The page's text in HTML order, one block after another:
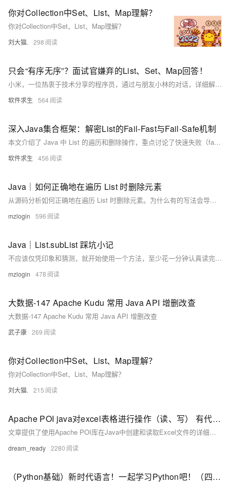
你对Collection中Set、List、Map理解？
你对Collection中Set、List、Map理解？
刘大猫. 298
只会“有序无序”？面试官嫌弃的List、Set、Map回答！
小米，一位热衷于技术分享的程序员，通过与朋友小林的对话，详细解析了Java面试中常见的List、Set、Map三者之间的区别，不仅涵盖了它们的基本特性，还深入探讨了各自的实现原理及应用场景，帮助面试者更好地准备相关问题。
软件求生 564
深入Java集合框架：解密List的Fail-Fast与Fail-Safe机制
本文介绍了 Java 中 List 的遍历和删除操作，重点讨论了快速失败（fail-fast）和安全失败（fail-safe）机制。通过普通 for 循环、迭代器和 foreach 循环的对比，详细解释了各种方法的优缺点及适用场景，特别是在多线程环境下的表现。最后推荐了适合高并发场景的 fail-safe 容器，如 CopyOnWriteArrayList 和 ConcurrentHashMap。
软件求生 456
Java｜如何正确地在遍历 List 时删除元素
从源码分析如何正确地在遍历 List 时删除元素。为什么有的写法会导致异常，而另一些不会。
mzlogin 596
Java｜List.subList 踩坑小记
不应该仅凭印象和猜测，就开始使用一个方法，至少花一分钟认真读完它的官方注释文档。
mzlogin 478
大数据-147 Apache Kudu 常用 Java API 增删改查
大数据-147 Apache Kudu 常用 Java API 增删改查
武子康 269
你对Collection中Set、List、Map理解？
你对Collection中Set、List、Map理解？
刘大猫. 215
Apache POI java对excel表格进行操作（读、写） 有代码！！！
文章提供了使用Apache POI库在Java中创建和读取Excel文件的详细代码示例，包括写入数据到Excel和从Excel读取数据的方法。
dream_ready 2280
（Python基础）新时代语言！一起学习Python吧！（四）：dict字典和set类型；切片类型、列表生成式；map和reduce迭代器；filter过滤函数、sorted排序函数；lambda函数